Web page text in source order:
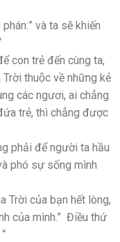
và ta sẽ khiến
con trẻ đến cùng ta,
thuộc về những kẻ
các ngươi, ai chẳng
trẻ, thì chẳng được
phải để người ta hầu
phó sự sống mình
Trời của bạn hết lòng,
của mình.” Điều thứ